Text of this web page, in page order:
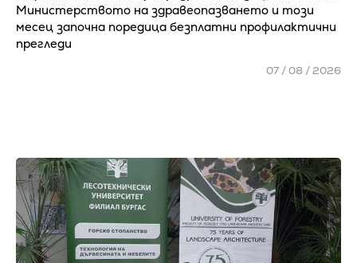
Министерството на здравеопазването и този
месец започна поредица безплатни профилактични
прегледи
07 / 08 / 2026